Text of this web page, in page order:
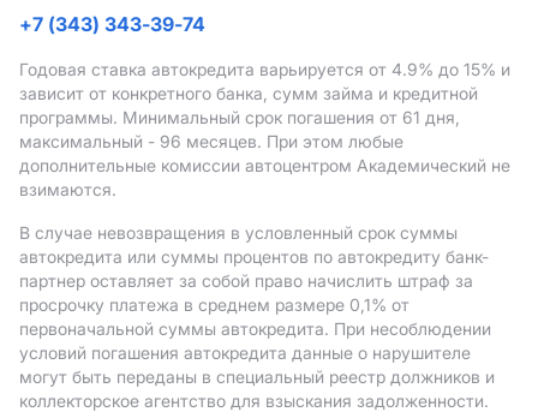
+7 (343) 343-39-74
Годовая ставка автокредита варьируется от 4.9% до 15% и
зависит от конкретного банка, сумм займа и кредитной
программы. Минимальный срок погашения от 61 дня,
максимальный - 96 месяцев. При этом любые
дополнительные комиссии автоцентром Академический не
взимаются.
В случае невозвращения в условленный срок суммы
автокредита или суммы процентов по автокредиту банк-
партнер оставляет за собой право начислить штраф за
просрочку платежа в среднем размере 0,1% от
первоначальной суммы автокредита. При несоблюдении
условий погашения автокредита данные о нарушителе
могут быть переданы в специальный реестр должников и
коллекторское агентство для взыскания задолженности.